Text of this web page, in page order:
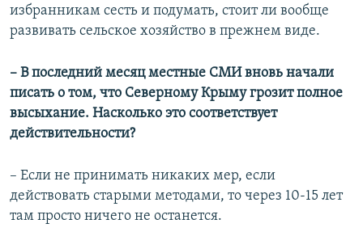
избранникам сесть и подумать, стоит ли вообще
развивать сельское хозяйство в прежнем виде.
– В последний месяц местные СМИ вновь начали
писать о том, что Северному Крыму грозит полное
высыхание. Насколько это соответствует
действительности?
– Если не принимать никаких мер, если
действовать старыми методами, то через 10-15 лет
там просто ничего не останется.